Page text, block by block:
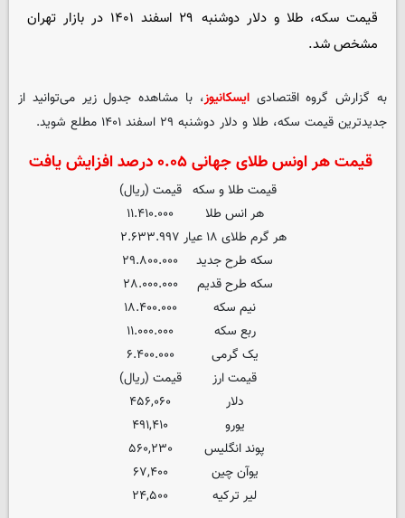
قیمت سکه، طلا و دلار دوشنبه ۲۹ اسفند ۱۴۰۱ در بازار تهران
مشخص شد.
به گزارش گروه اقتصادیایسکانیوز،‌ با مشاهده جدول زیر می‌توانید از
جدیدترین قیمت سکه، طلا و دلار دوشنبه ۲۹ اسفند ۱۴۰۱ مطلع شوید.
قیمت هر اونس طلای جهانی ۰.۰۵ درصد افزایش یافت
قیمت طلا و سکه قیمت (ریال)
هر انس طلا
۱۱.۴۱۰.۰۰۰
هر گرم طلای ۱۸ عیار
۲.۶۳۳.۹۹۷
سکه طرح جدید
۲۹.۸۰۰.۰۰۰
سکه طرح قدیم
۲۸.۰۰۰.۰۰۰
نیم سکه
۱۸.۴۰۰.۰۰۰
ربع سکه
۱۱.۰۰۰.۰۰۰
یک گرمی
۶.۴۰۰.۰۰۰
قیمت ارز
قیمت (ریال)
دلار
۴۵۶,۰۶۰
یورو
۴۹۱,۴۱۰
پوند انگلیس
۵۶۰,۲۳۰
یوآن چین
۶۷,۴۰۰
لیر ترکیه
۲۴,۵۰۰